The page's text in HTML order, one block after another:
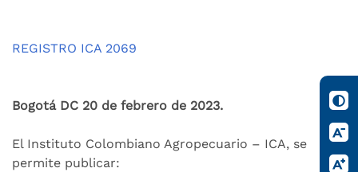
REGISTRO ICA 2069
Bogotá DC 20 de febrero de 2023.
El Instituto Colombiano Agropecuario – ICA, se
permite publicar: